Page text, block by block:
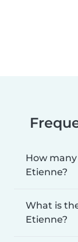
How
Etienne?
What is
Etienne?